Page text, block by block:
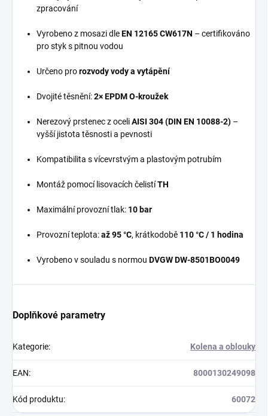
zpracování
Vyrobeno z mosazi dleEN 12165 CW617N – certifikováno
pro styk s pitnou vodou
Určeno prorozvody vody a vytápění
Dvojité těsnění:2× EPDM O-kroužek
Nerezový prstenec z oceliAISI 304 (DIN EN 10088-2) –
vyšší jistota těsnosti a pevnosti
Kompatibilita s vícevrstvým a plastovým potrubím
Montáž pomocí lisovacích čelistíTH
Maximální provozní tlak: 10 bar
Provozní teplota:až 95 °C, krátkodobě 110 °C / 1 hodina
Vyrobeno v souladu s normou DVGW DW-8501BO0049
Doplňkové parametry
Kategorie: Kolena a oblouky
EAN: 8000130249098
Kód produktu: 60072